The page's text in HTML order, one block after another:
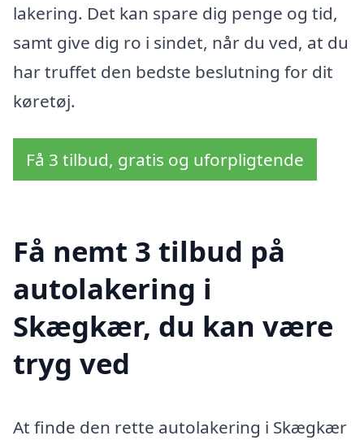
lakering. Det kan spare dig penge og tid,
samt give dig ro i sindet, når du ved, at du
har truffet den bedste beslutning for dit
køretøj.
Få 3 tilbud, gratis og uforpligtende
Få nemt 3 tilbud på
autolakering i
Skægkær, du kan være
tryg ved
At finde den rette autolakering i Skægkær